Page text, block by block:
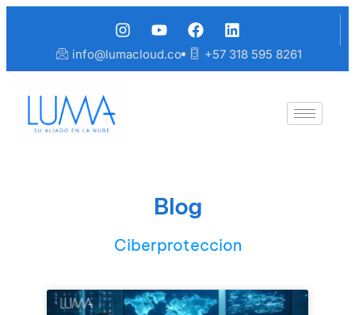
info@lumacloud.co +57 318 595 8261
Blog
Ciberproteccion